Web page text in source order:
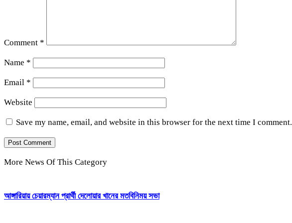
Comment *
Name *
Email *
Website
Save my name, email, and website in this browser for the next time I comment.
More News Of This Category
আঙ্গারিয়ায় চেয়ারম্যান প্রার্থী দেলোয়ার খানের মতবিনিময় সভা